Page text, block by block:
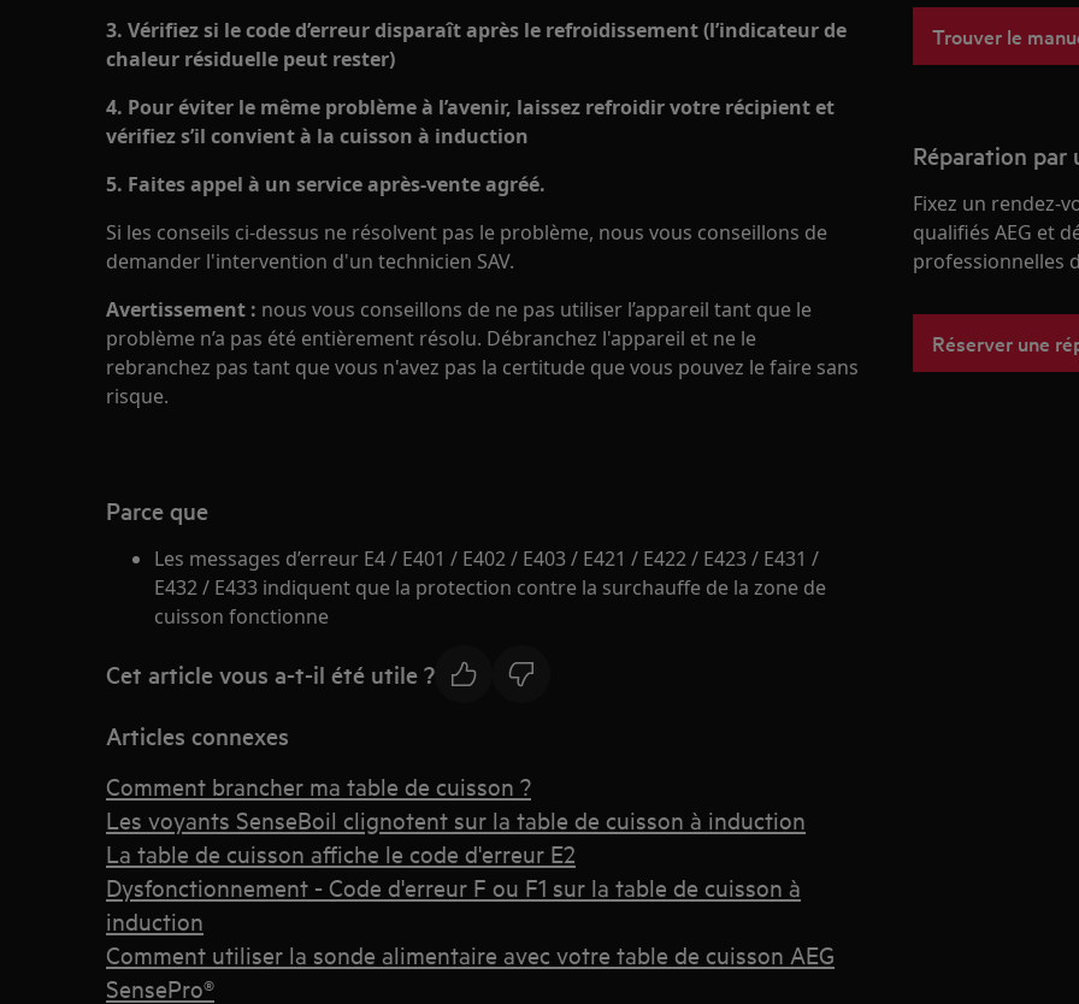
3. Vérifiez si le code d’erreur disparaît après le refroidissement (l’indicateur de
chaleur résiduelle peut rester)
4. Pour éviter le même problème à l’avenir, laissez refroidir votre récipient et
vérifiez s’il convient à la cuisson à induction
5. Faites appel à un service après-vente agréé.
Si les conseils ci-dessus ne résolvent pas le problème, nous vous conseillons de
demander l'intervention d'un technicien SAV.
Avertissement : nous vous conseillons de ne pas utiliser l’appareil tant que le
problème n’a pas été entièrement résolu. Débranchez l'appareil et ne le
rebranchez pas tant que vous n'avez pas la certitude que vous pouvez le faire sans
risque.
Parce que
Les messages d’erreur E4 / E401 / E402 / E403 / E421 / E422 / E423 / E431 /
E432 / E433 indiquent que la protection contre la surchauffe de la zone de
cuisson fonctionne
Cet article vous a-t-il été utile ?
Articles connexes
Comment brancher ma table de cuisson ?
Les voyants SenseBoil clignotent sur la table de cuisson à induction
La table de cuisson affiche le code d'erreur E2
Dysfonctionnement - Code d'erreur F ou F1 sur la table de cuisson à
induction
Comment utiliser la sonde alimentaire avec votre table de cuisson AEG
SensePro®
Trouver le
Réparation par
Fixez un rendez-
qualifiés AEG et
professionnelles
Réserver une